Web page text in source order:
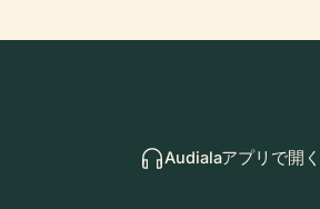
Audialaアプリで開く